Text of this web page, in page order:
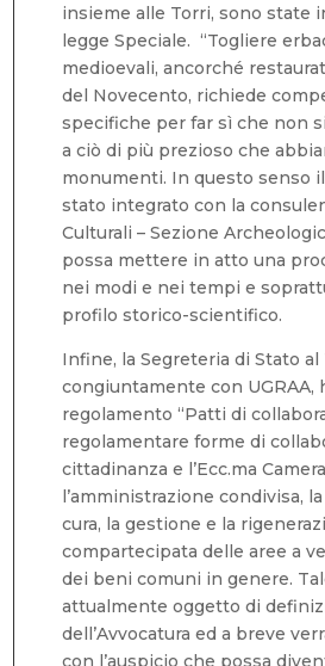
insieme alle Torri, sono state
legge Speciale. “Togliere
medioevali, ancorché
del Novecento, richiede
specifiche per far sì che non
a ciò di più prezioso che
monumenti. In questo senso
stato integrato con la
Culturali – Sezione
possa mettere in atto una
nei modi e nei tempi e
profilo storico-scientifico.
Infine, la Segreteria di Stato
congiuntamente con UGRAA,
regolamento “Patti di
regolamentare forme di
cittadinanza e l’Ecc.ma
l’amministrazione condivisa,
cura, la gestione e la
compartecipata delle aree a
dei beni comuni in genere.
attualmente oggetto di
dell’Avvocatura ed a breve
con l’auspicio che possa